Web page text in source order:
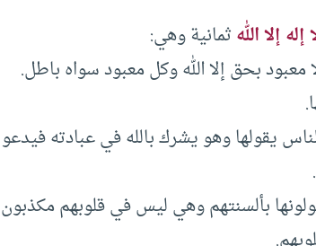
إلا اللهثمانية وهي:
يقولها وهو يشرك بالله في عبادته فيدعو
بألسنتهم وهي ليس في قلوبهم مكذبون